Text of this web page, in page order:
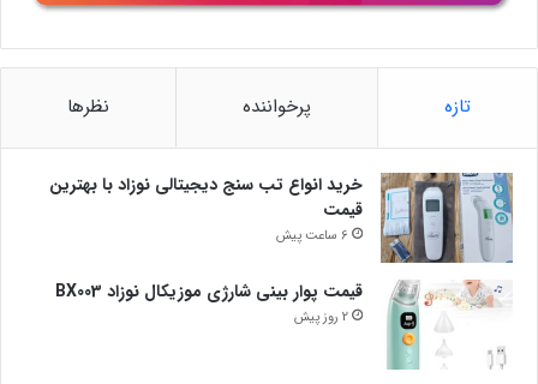
تازه پرخواننده نظرها
خرید انواع تب سنج دیجیتالی نوزاد با بهترین
قیمت
6 ساعت پیش
قیمت پوار بینی شارژی موزیکال نوزاد BX003
2 روز پیش